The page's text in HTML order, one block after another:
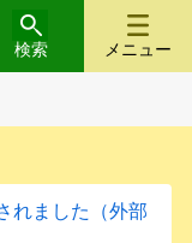
メニュー
検索
れました（外部